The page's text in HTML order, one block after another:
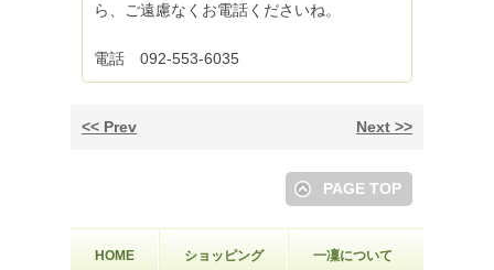
ら、ご遠慮なくお電話くださいね。
電話 092-553-6035
Prev Next
PAGE TOP
HOME ショッピング 一凜について